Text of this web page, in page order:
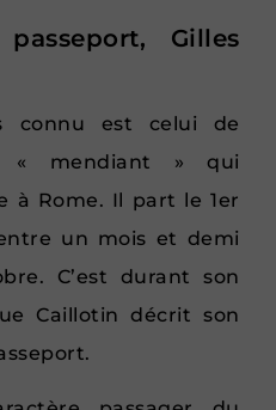
passeport, Gilles
connu est celui de
mendiant » qui
à Rome. Il part le 1er
un mois et demi
C’est durant son
Caillotin décrit son